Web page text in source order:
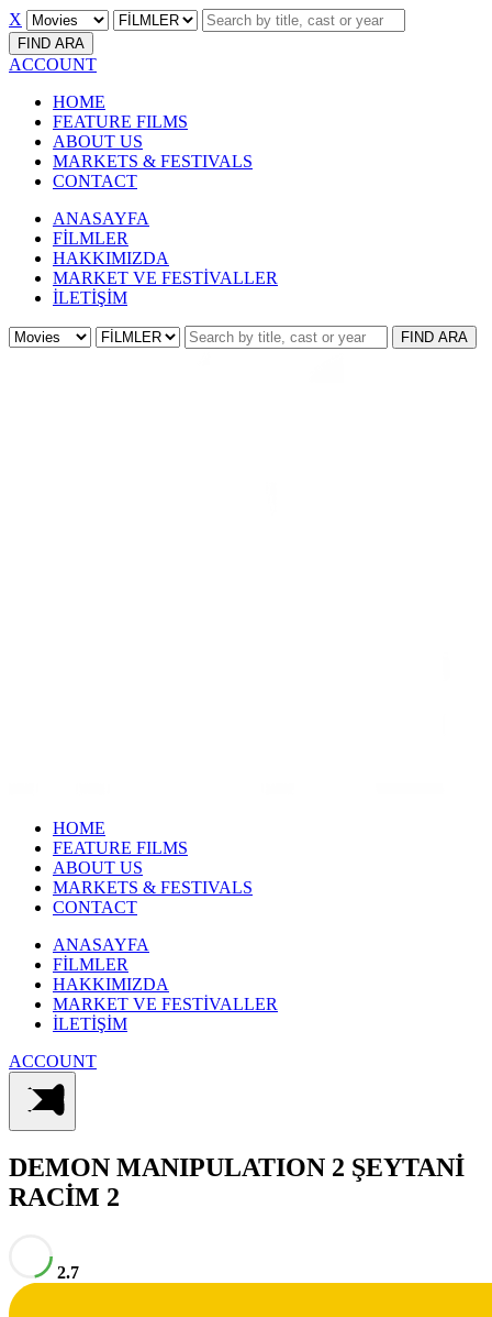
X
FIND ARA
ACCOUNT
HOME
FEATURE FILMS
ABOUT US
MARKETS & FESTIVALS
CONTACT
ANASAYFA
FİLMLER
HAKKIMIZDA
MARKET VE FESTİVALLER
İLETİŞİM
FIND ARA
HOME
FEATURE FILMS
ABOUT US
MARKETS & FESTIVALS
CONTACT
ANASAYFA
FİLMLER
HAKKIMIZDA
MARKET VE FESTİVALLER
İLETİŞİM
ACCOUNT
DEMON MANIPULATION 2 ŞEYTANİ
RACİM 2
2.7